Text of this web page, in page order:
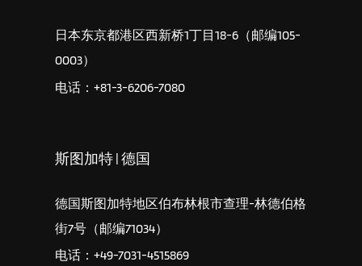
日本东京都港区西新桥1丁目18-6（邮编105-
0003）
电话：+81-3-6206-7080
斯图加特 | 德国
德国斯图加特地区伯布林根市查理-林德伯格
街7号（邮编71034）
电话：+49-7031-4515869